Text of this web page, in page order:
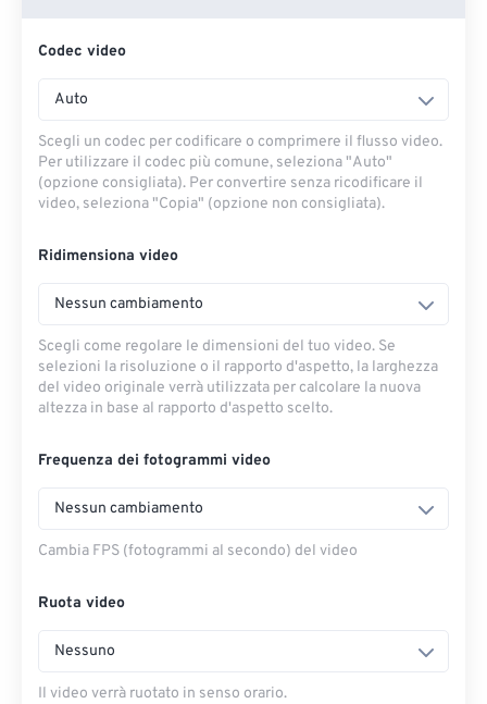
Codec video
Auto
Scegli un codec per codificare o comprimere il flusso video.
Per utilizzare il codec più comune, seleziona "Auto"
(opzione consigliata). Per convertire senza ricodificare il
video, seleziona "Copia" (opzione non consigliata).
Ridimensiona video
Nessun cambiamento
Scegli come regolare le dimensioni del tuo video. Se
selezioni la risoluzione o il rapporto d'aspetto, la larghezza
del video originale verrà utilizzata per calcolare la nuova
altezza in base al rapporto d'aspetto scelto.
Frequenza dei fotogrammi video
Nessun cambiamento
Cambia FPS (fotogrammi al secondo) del video
Ruota video
Nessuno
Il video verrà ruotato in senso orario.